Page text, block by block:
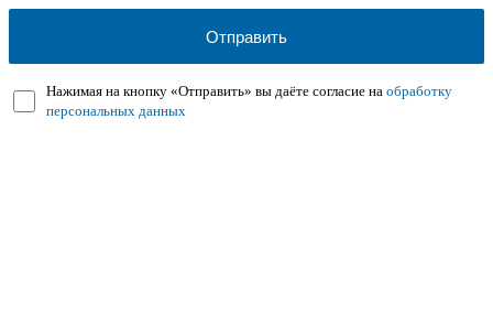
Нажимая на кнопку «Отправить» вы даёте согласие на обработку
персональных данных